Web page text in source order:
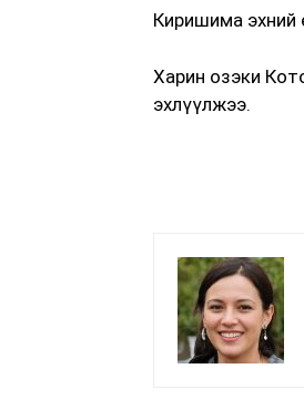
Киришима эхний
Харин озэки
эхлүүлжээ.